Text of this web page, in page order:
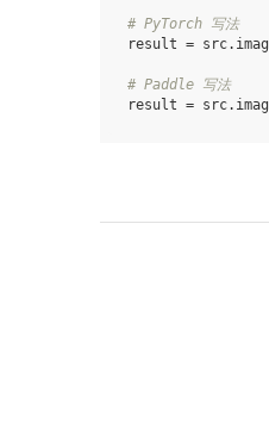
# PyTorch 写法
result = src. imag
# Paddle 写法
result = src. imag